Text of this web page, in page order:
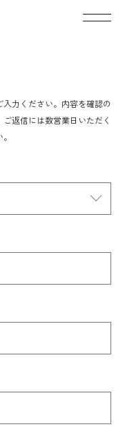
力ください。内容を確認の
返信には数営業日いただく